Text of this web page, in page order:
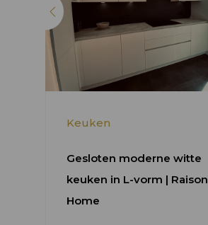
Keuken
Gesloten moderne witte
keuken in L-vorm | Raison
Home